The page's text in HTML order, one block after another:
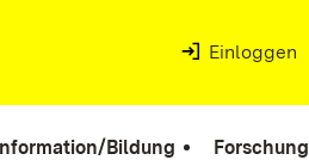
Einloggen
Bildung Forschung